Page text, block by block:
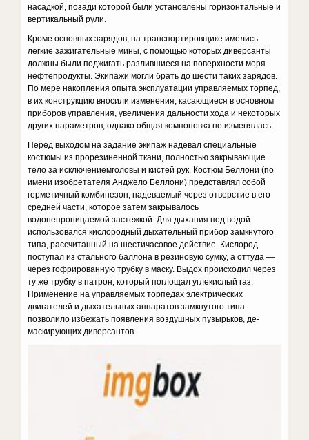
насадкой, позади которой были установлены горизонтальные и
вертикальный рули.
Кроме основных зарядов, на транспортировщике имелись
легкие зажигательные мины, с помощью которых диверсанты
должны были под­жигать разлившиеся на поверхности моря
нефтепродукты. Экипажи мог­ли брать до шести таких зарядов.
По мере накопления опыта эксплуата­ции управляемых торпед,
в их кон­струкцию вносили изменения, ка­сающиеся в основном
приборов управления, увеличения дальности хода и некоторых
других параметров, однако общая компоновка не изменя­лась.
Перед выходом на задание экипаж надевал специальные
костюмы из прорезиненной ткани, полностью закрывающие
тело за исключениемголовы и кистей рук. Костюм Беллони (по
имени изобретателя Анджело Беллони) представлял собой
герметичный комбинезон, наде­ваемый через отверстие в его
средней части, которое затем закрыва­лось
водонепроницаемой застежкой. Для дыхания под водой
использовался кислородный дыхательный прибор замкнутого
типа, рассчитанный на шестичасовое действие. Кислород
поступал из стального баллона в резиновую сумку, а оттуда —
через гофрирован­ную трубку в маску. Выдох происходил через
ту же трубку в патрон, который поглощал углекислый газ.
Применение на управляемых тор­педах электрических
двигателей и дыхательных аппаратов замкну­того типа
позволило избежать появления воздушных пузырьков, де­
маскирующих диверсантов.